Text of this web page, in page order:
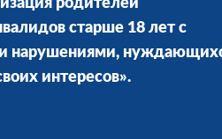
родителей
старше 18 лет с
нарушениями,
интересов».